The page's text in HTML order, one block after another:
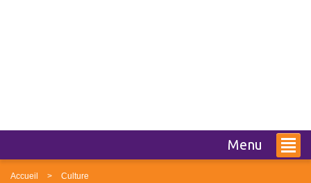
Menu
Accueil
Culture